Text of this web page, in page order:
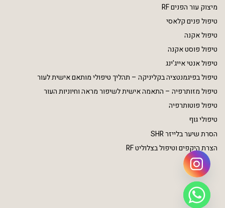
מיצוק עור הפנים RF
טיפול פנים קלאסי
טיפול אקנה
טיפול פוסט אקנה
טיפול אנטי אייג’ינג
טיפול בפיגמנטציה בקליניקה – תהליך טיפולי מותאם אישית לעור
טיפול מזותרפיה – התאמה אישית לשיפור מראה וחיוניות העור
טיפול פוטותרפיה
טיפולי גוף
הסרת שיער בלייזר SHR
הצרת היקפים וטיפול בצלוליט RF